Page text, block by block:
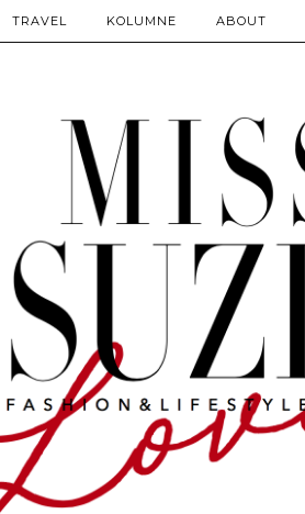
TRAVEL KOLUMNE ABOUT